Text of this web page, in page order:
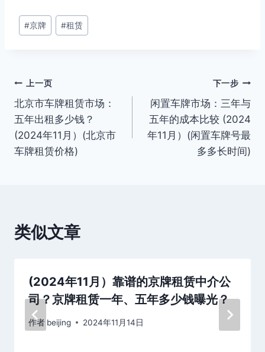
文
章
#京牌 #租赁
文
章
导
航
上一页
北京市车牌租赁市场：
五年出租多少钱？
(2024年11月）(北京市
车牌租赁价格)
下一步
闲置车牌市场：三年与
五年的成本比较 (2024
年11月）(闲置车牌号最
多多长时间)
类似文章
(2024年11月）靠谱的京牌租赁中介公
司？京牌租赁一年、五年多少钱曝光？
作者 beijing 2024年11月14日